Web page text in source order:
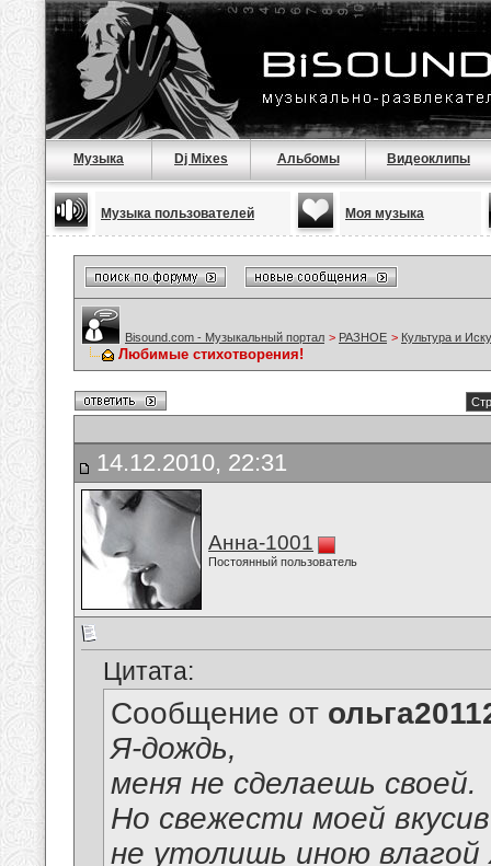
Музыка Dj Mixes Альбомы Видеоклипы
Музыка пользователей Моя музыка
Bisound.com - Музыкальный портал > РАЗНОЕ > Культура и
Любимые стихотворения!
14.12.2010, 22:31
Анна-1001
Постоянный пользователь
Цитата:
Сообщение от
Я-дождь,
меня не сделаешь своей.
Но свежести моей
не утолишь иною